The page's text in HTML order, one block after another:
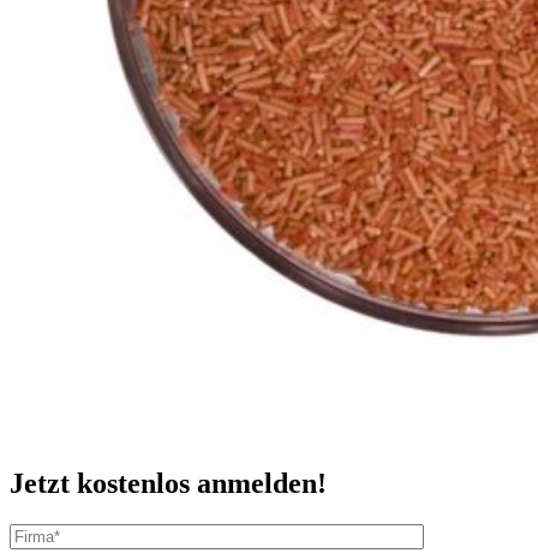
Jetzt kostenlos anmelden!